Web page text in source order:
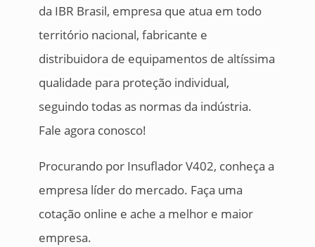
da IBR Brasil, empresa que atua em todo
território nacional, fabricante e
distribuidora de equipamentos de altíssima
qualidade para proteção individual,
seguindo todas as normas da indústria.
Fale agora conosco!
Procurando por Insuflador V402, conheça a
empresa líder do mercado. Faça uma
cotação online e ache a melhor e maior
empresa.